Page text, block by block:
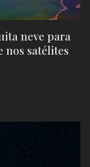
neve para
nos satélites